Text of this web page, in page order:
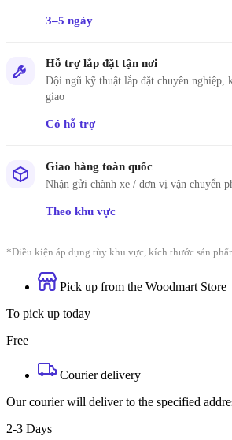
3–5 ngày
Hỗ trợ lắp đặt tận nơi
Đội ngũ kỹ thuật lắp đặt chuyên nghiệp,
giao
Có hỗ trợ
Giao hàng toàn quốc
Nhận gửi chành xe / đơn vị vận chuyển
Theo khu vực
*Điều kiện áp dụng tùy khu vực, kích thước sản
Pick up from the Woodmart Store
To pick up today
Free
Courier delivery
Our courier will deliver to the specified
2-3 Days